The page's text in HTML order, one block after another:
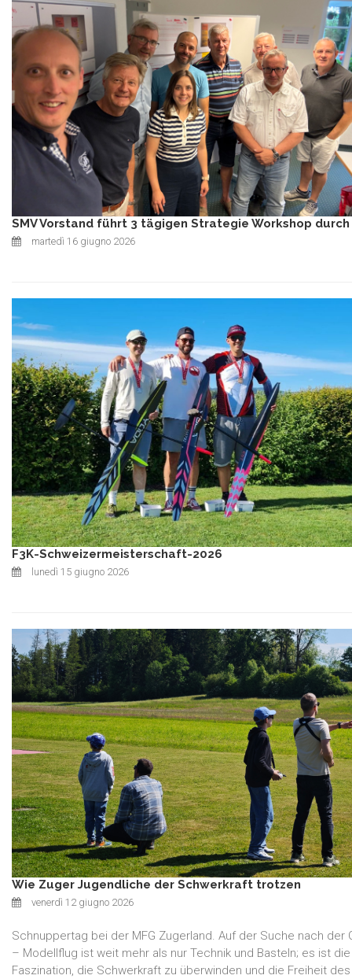
SMV Vorstand führt 3 tägigen Strategie Workshop durch
martedì 16 giugno 2026
F3K-Schweizermeisterschaft-2026
lunedì 15 giugno 2026
Wie Zuger Jugendliche der Schwerkraft trotzen
venerdì 12 giugno 2026
Schnuppertag bei der MFG Zugerland. Auf der Suche nach der
– Modellflug ist weit mehr als nur Technik und Basteln; es ist die
Faszination, die Schwerkraft zu überwinden und die Freiheit des